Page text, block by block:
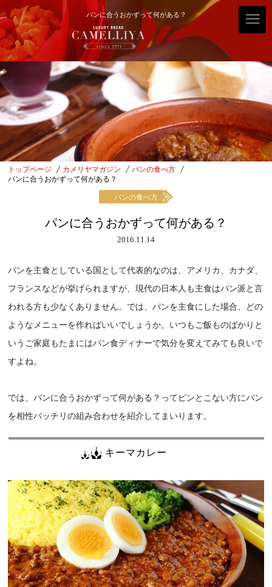
パンに合うおかずって何がある？
トップページ カメリヤマガジン
パンの食べ方
パンに合うおかずって何がある？
パンの食べ方
パンに合うおかずって何がある？
2016.11.14
パンを主食としている国として代表的なのは、アメリカ、カナダ、
フランスなどが挙げられますが、現代の日本人も主食はパン派と言
われる方も少なくありません。では、パンを主食にした場合、どの
ようなメニューを作ればいいでしょうか。いつもご飯ものばかりと
いうご家庭もたまにはパン食ディナーで気分を変えてみても良いで
すよね。
では、パンに合うおかずって何がある？ってピンとこない方にパン
を相性バッチリの組み合わせを紹介してまいります。
キーマカレー